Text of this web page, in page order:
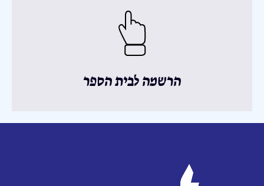
הרשמה לבית הספר